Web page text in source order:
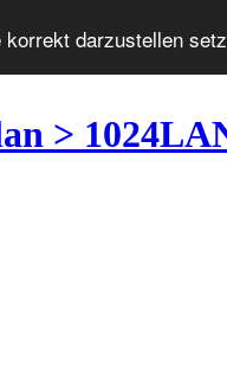
darzustellen
>